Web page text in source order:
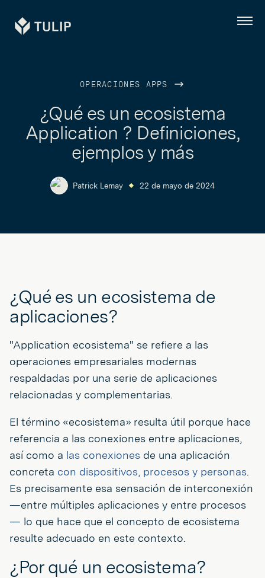
Tulip Menú
OPERACIONES APPS
¿Qué es un ecosistema
Application ? Definiciones,
ejemplos y más
Patrick Lemay 22 de mayo de 2024
¿Qué es un ecosistema de
aplicaciones?
"Application ecosistema" se refiere a las
operaciones empresariales modernas
respaldadas por una serie de aplicaciones
relacionadas y complementarias.
El término «ecosistema» resulta útil porque hace
referencia a las conexiones entre aplicaciones,
así como a las conexiones de una aplicación
concreta con dispositivos, procesos y personas.
Es precisamente esa sensación de interconexión
—entre múltiples aplicaciones y entre procesos
— lo que hace que el concepto de ecosistema
resulte adecuado en este contexto.
¿Por qué un ecosistema?